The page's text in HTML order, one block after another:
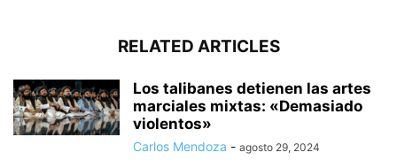
RELATED ARTICLES
Los talibanes detienen las artes
marciales mixtas: «Demasiado
violentos»
Carlos Mendoza - agosto 29, 2024